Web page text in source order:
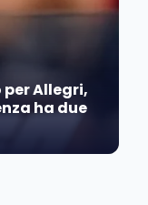
Allegri,
ha due